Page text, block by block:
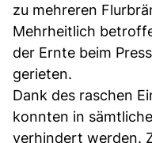
zu mehreren
Mehrheitlich
der Ernte beim
gerieten.
Dank des raschen
konnten in
verhindert werden.